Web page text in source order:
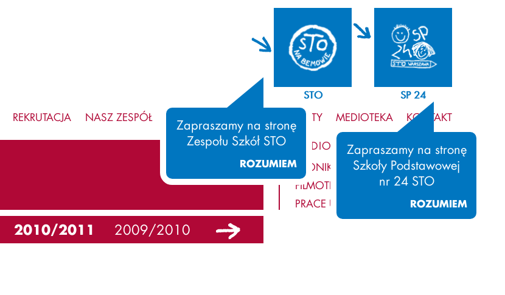
STO
Zapraszamy na stronę
Zespołu Szkół STO
ROZUMIEM
SP 24
Zapraszamy na stronę
Szkoły Podstawowej
nr 24 STO
ROZUMIEM
REKRUTACJA NASZ ZESPÓŁ SAMORZĄD WIELKIE PROJEKTY MEDIOTEKA KONTAKT
2010/2011 2009/2010 2008/2009
MEDIOTEKA
KRONIKA
FILMOTEKA
PRACE UCZNIÓW